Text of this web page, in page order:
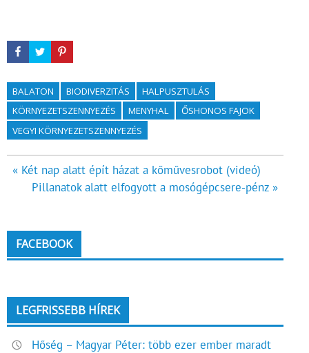
BALATON BIODIVERZITÁS
HALPUSZTULÁS
KÖRNYEZETSZENNYEZÉS
MENYHAL
ŐSHONOS FAJOK
VEGYI KÖRNYEZETSZENNYEZÉS
Bejegyzés
navigáció
« Két nap alatt épít házat a kőművesrobot (videó)
Pillanatok alatt elfogyott a mosógépcsere-pénz »
FACEBOOK
LEGFRISSEBB HÍREK
Hőség – Magyar Péter: több ezer ember maradt